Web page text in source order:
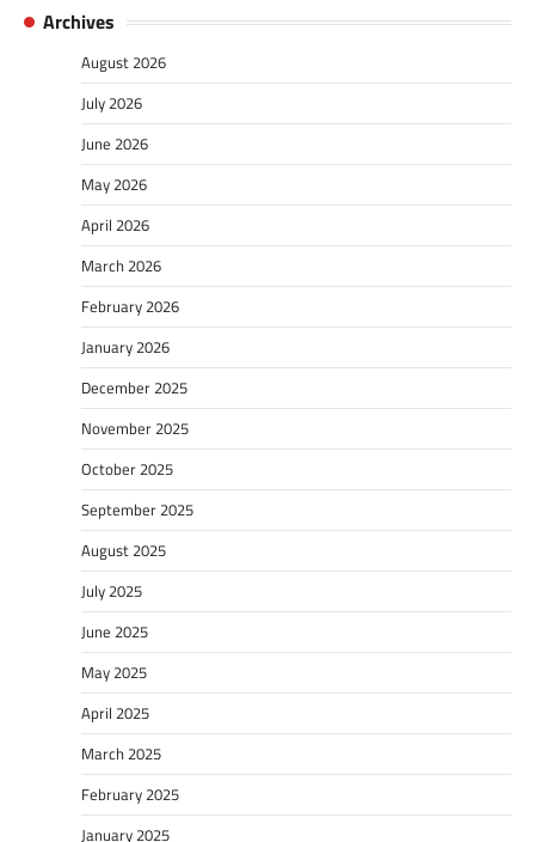
Archives
August 2026
July 2026
June 2026
May 2026
April 2026
March 2026
February 2026
January 2026
December 2025
November 2025
October 2025
September 2025
August 2025
July 2025
June 2025
May 2025
April 2025
March 2025
February 2025
January 2025